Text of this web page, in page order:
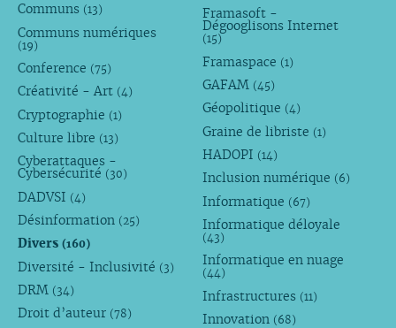
Communs (13)
Communs numériques
(19)
Conference (75)
Créativité - Art (4)
Cryptographie (1)
Culture libre (13)
Cyberattaques -
Cybersécurité (30)
DADVSI (4)
Désinformation (25)
Divers (160)
Diversité - Inclusivité (3)
DRM (34)
Droit d’auteur (78)
Framasoft -
Dégooglisons Internet
(15)
Framaspace (1)
GAFAM (45)
Géopolitique (4)
Graine de libriste (1)
HADOPI (14)
Inclusion numérique (6)
Informatique (67)
Informatique déloyale
(43)
Informatique en nuage
(44)
Infrastructures (11)
Innovation (68)